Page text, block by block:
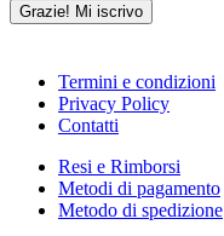
Grazie! Mi iscrivo
Termini e condizioni
Privacy Policy
Contatti
Resi e Rimborsi
Metodi di pagamento
Metodo di spedizione